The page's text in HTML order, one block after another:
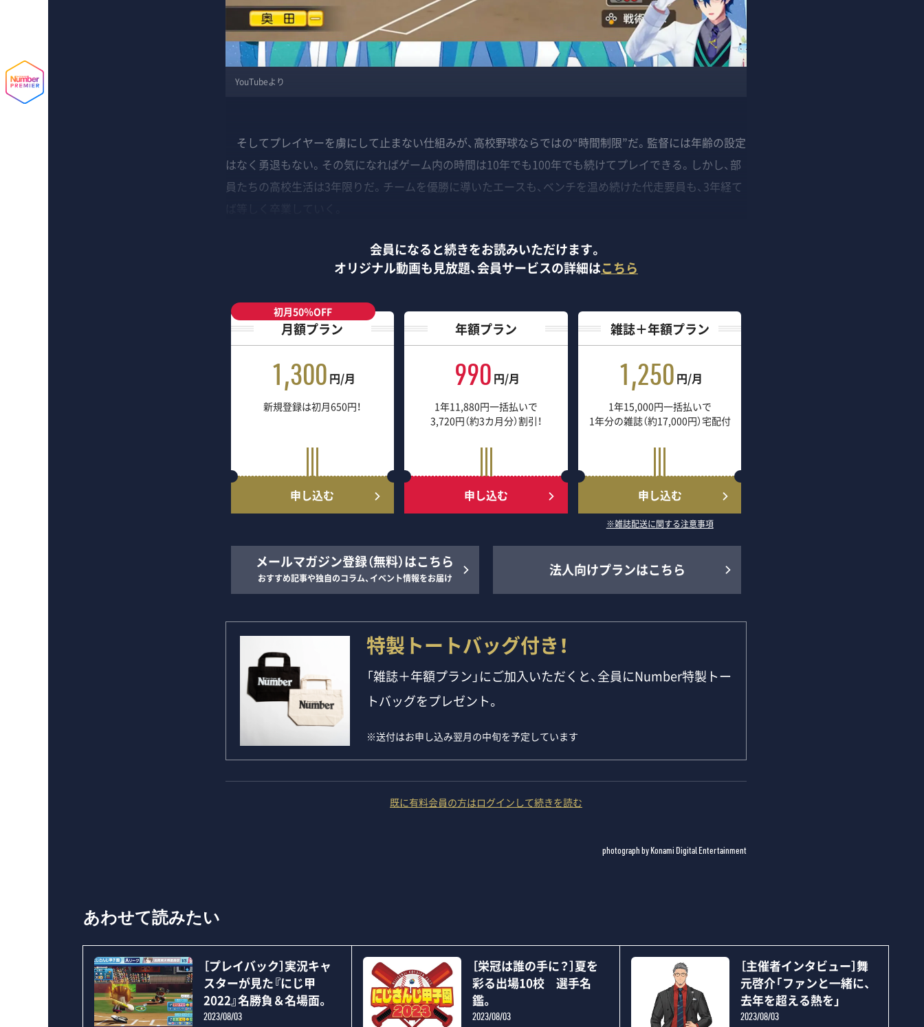
YouTubeより
そしてプレイヤーを虜にして止まない仕組みが、高校野球ならではの“時間制限”だ。監督には年齢の設定
はなく勇退もない。その気になればゲーム内の時間は10年でも100年でも続けてプレイできる。しかし、部
員たちの高校生活は3年限りだ。チームを優勝に導いたエースも、ベンチを温め続けた代走要員も、3年経て
会員になると続きをお読みいただけます。
オリジナル動画も見放題、会員サービスの詳細はこちら
初月50％OFF
月額プラン
1,300 円/月
新規登録は初月650円！
申し込む
年額プラン
990 円/月
1年11,880円一括払いで
3,720円（約3カ月分）割引！
申し込む
雑誌＋年額プラン
1,250 円/月
1年15,000円一括払いで
1年分の雑誌（約17,000円）宅配付
申し込む
※雑誌配送に関する注意事項
メールマガジン登録（無料）はこちら
おすすめ記事や独自のコラム、イベント情報をお届け 法人向けプランはこちら
特製トートバッグ付き！
「雑誌＋年額プラン」にご加入いただくと、全員にNumber特製トー
トバッグをプレゼント。
※送付はお申し込み翌月の中旬を予定しています
既に有料会員の方はログインして続きを読む
photograph by Konami Digital Entertainment
あわせて読みたい
［プレイバック］実況キャ
スターが見た『にじ甲
2022』名勝負＆名場面。
2023/08/03
［栄冠は誰の手に？］夏を
彩る出場10校 選手名
鑑。
2023/08/03
［主催者インタビュー］舞
元啓介「ファンと一緒に、
去年を超える熱を」
2023/08/03